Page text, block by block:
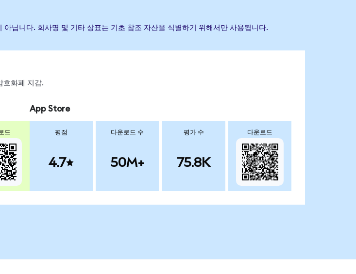
닙니다. 회사명 및 기타 상표는 기초 참조 자산을 식별하기 위해서만 사용됩니다.
호화폐 지갑.
드
App Store
평점
4.7
다운로드 수
50M+
평가 수
75.8K
다운로드